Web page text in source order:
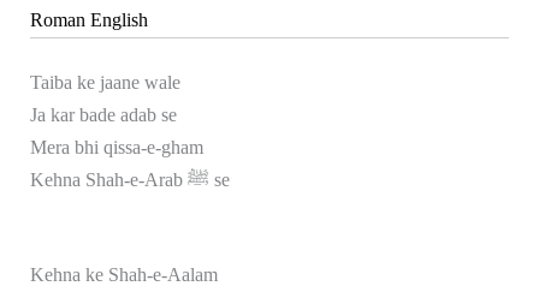
Roman English
Taiba ke jaane wale
Ja kar bade adab se
Mera bhi qissa-e-gham
Kehna Shah-e-Arab ﷺ se
Kehna ke Shah-e-Aalam